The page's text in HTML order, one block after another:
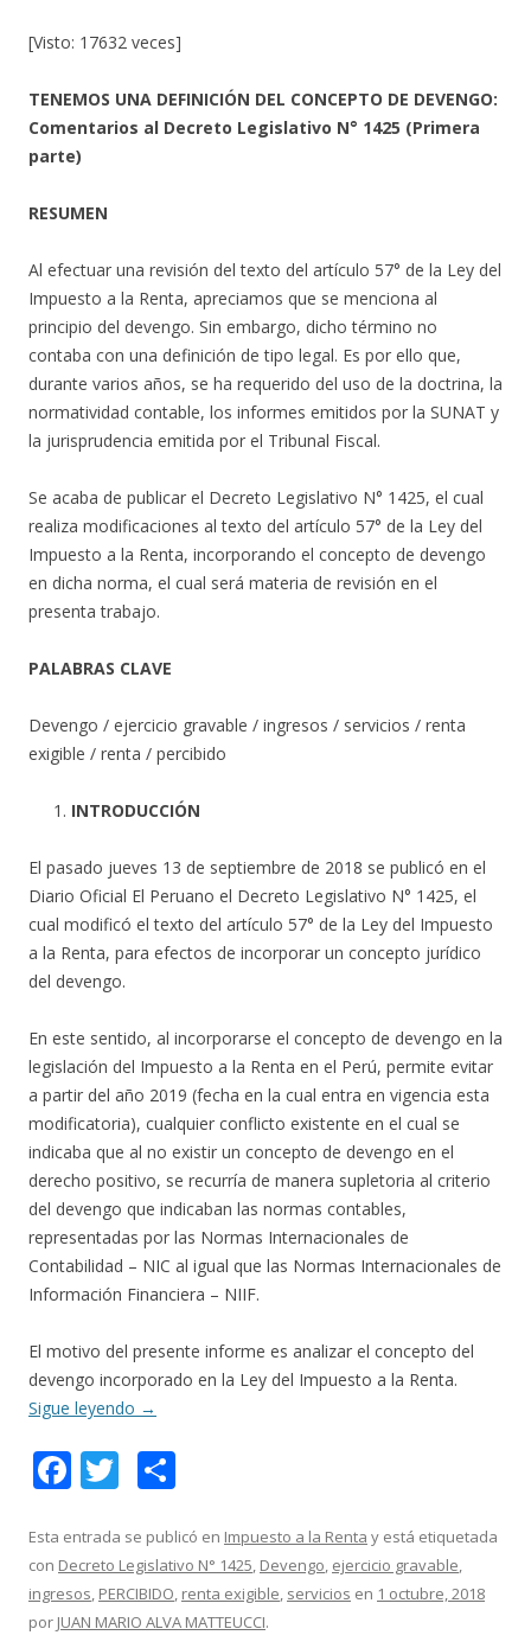
[Visto: 17632 veces]
TENEMOS UNA DEFINICIÓN DEL CONCEPTO DE DEVENGO:
Comentarios al Decreto Legislativo N° 1425 (Primera
parte)
RESUMEN
Al efectuar una revisión del texto del artículo 57° de la Ley del
Impuesto a la Renta, apreciamos que se menciona al
principio del devengo. Sin embargo, dicho término no
contaba con una definición de tipo legal. Es por ello que,
durante varios años, se ha requerido del uso de la doctrina, la
normatividad contable, los informes emitidos por la SUNAT y
la jurisprudencia emitida por el Tribunal Fiscal.
Se acaba de publicar el Decreto Legislativo N° 1425, el cual
realiza modificaciones al texto del artículo 57° de la Ley del
Impuesto a la Renta, incorporando el concepto de devengo
en dicha norma, el cual será materia de revisión en el
presenta trabajo.
PALABRAS CLAVE
Devengo / ejercicio gravable / ingresos / servicios / renta
exigible / renta / percibido
INTRODUCCIÓN
El pasado jueves 13 de septiembre de 2018 se publicó en el
Diario Oficial El Peruano el Decreto Legislativo N° 1425, el
cual modificó el texto del artículo 57° de la Ley del Impuesto
a la Renta, para efectos de incorporar un concepto jurídico
del devengo.
En este sentido, al incorporarse el concepto de devengo en la
legislación del Impuesto a la Renta en el Perú, permite evitar
a partir del año 2019 (fecha en la cual entra en vigencia esta
modificatoria), cualquier conflicto existente en el cual se
indicaba que al no existir un concepto de devengo en el
derecho positivo, se recurría de manera supletoria al criterio
del devengo que indicaban las normas contables,
representadas por las Normas Internacionales de
Contabilidad – NIC al igual que las Normas Internacionales de
Información Financiera – NIIF.
El motivo del presente informe es analizar el concepto del
devengo incorporado en la Ley del Impuesto a la Renta.
Sigue leyendo →
F
e
b
o
T
itt
er
m
p
ar
Esta entrada se publicó en Impuesto a la Renta y está etiquetada
con Decreto Legislativo N° 1425, Devengo, ejercicio gravable,
ingresos, PERCIBIDO, renta exigible, servicios en 1 octubre, 2018
por JUAN MARIO ALVA MATTEUCCI.